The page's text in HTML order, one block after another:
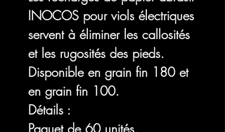
INOCOS pour viols électriques
servent à éliminer les callosités
et les rugosités des pieds.
Disponible en grain fin 180 et
en grain fin 100.
Détails :